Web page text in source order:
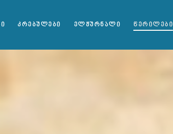
ᲙᲠᲔᲑᲣᲚᲔᲑᲘ ᲔᲚᲟᲣᲠᲜᲐᲚᲘ ᲬᲔᲠᲘᲚᲔᲑᲘ